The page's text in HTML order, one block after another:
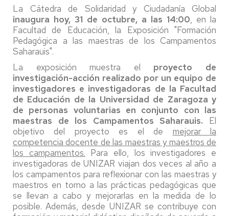
La Cátedra de Solidaridad y Ciudadanía Global
inaugura hoy, 31 de octubre, a las 14:00, en la
Facultad de Educación, la Exposición "Formación
Pedagógica a las maestras de los Campamentos
Saharauis".
La exposición muestra el proyecto de
investigación-acción realizado por un equipo de
investigadores e investigadoras de la Facultad
de Educación de la Universidad de Zaragoza y
de personas voluntarias en conjunto con las
maestras de los Campamentos Saharauis. El
objetivo del proyecto es el de mejorar la
competencia docente de las maestras y maestros de
los campamentos. Para ello, los investigadores e
investigadoras de UNIZAR viajan dos veces al año a
los campamentos para reflexionar con las maestras y
maestros en torno a las prácticas pedagógicas que
se llevan a cabo y mejorarlas en la medida de lo
posible. Además, desde UNIZAR se contribuye con